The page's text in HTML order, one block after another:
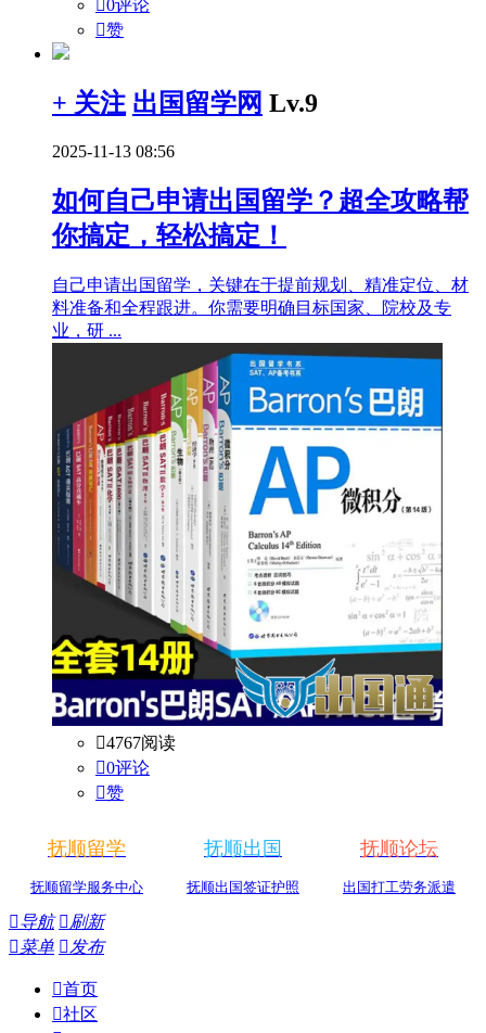
0评论
赞
+ 关注 出国留学网 Lv.9
2025-11-13 08:56
如何自己申请出国留学？超全攻略帮
你搞定，轻松搞定！
自己申请出国留学，关键在于提前规划、精准定位、材
料准备和全程跟进。你需要明确目标国家、院校及专
业，研 ...
4767阅读
0评论
赞
抚顺留学
抚顺留学服务中心
抚顺出国
抚顺出国签证护照
抚顺论坛
出国打工劳务派遣
导航 刷新
菜单 发布
首页
社区